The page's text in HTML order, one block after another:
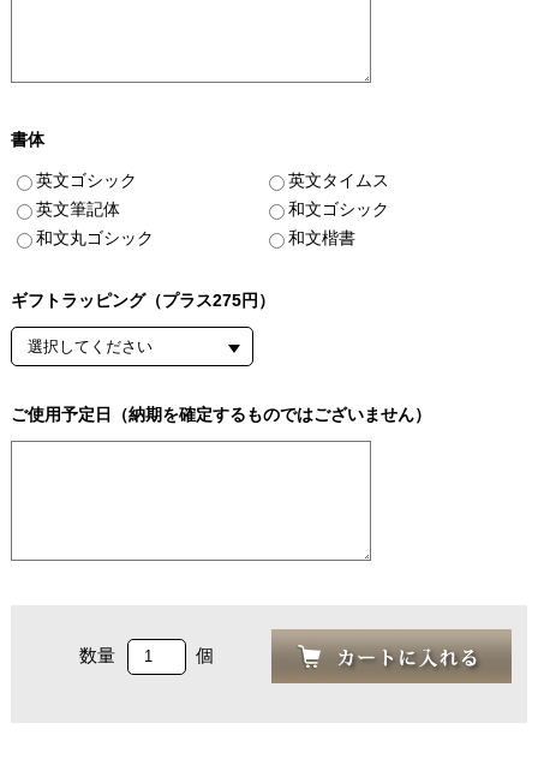
書体
英文ゴシック
英文タイムス
英文筆記体
和文ゴシック
和文丸ゴシック
和文楷書
ギフトラッピング（プラス275円）
ご使用予定日（納期を確定するものではございません）
数量 個